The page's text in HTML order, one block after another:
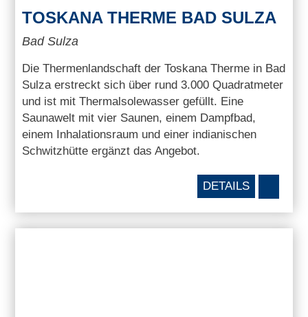
TOSKANA THERME BAD SULZA
Bad Sulza
Die Thermenlandschaft der Toskana Therme in Bad
Sulza erstreckt sich über rund 3.000 Quadratmeter
und ist mit Thermalsolewasser gefüllt. Eine
Saunawelt mit vier Saunen, einem Dampfbad,
einem Inhalationsraum und einer indianischen
Schwitzhütte ergänzt das Angebot.
DETAILS